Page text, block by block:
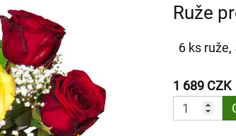
Ruže
6 ks
1 689 CZK